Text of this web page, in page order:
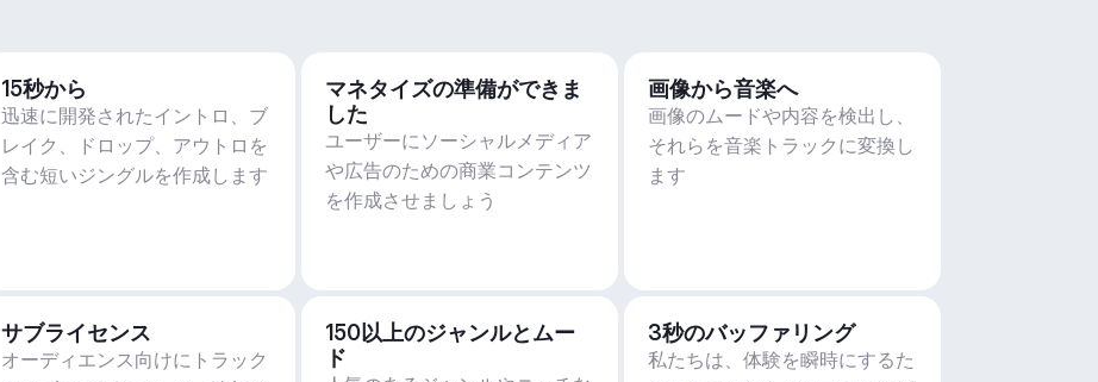
15秒から
迅速に開発されたイントロ、ブ
レイク、ドロップ、アウトロを
含む短いジングルを作成します
マネタイズの準備ができま
した
ユーザーにソーシャルメディア
や広告のための商業コンテンツ
を作成させましょう
画像から音楽へ
画像のムードや内容を検出し、
それらを音楽トラックに変換し
ます
サブライセンス
オーディエンス向けにトラック
150以上のジャンルとムー
ド
3秒のバッファリング
私たちは、体験を瞬時にするた